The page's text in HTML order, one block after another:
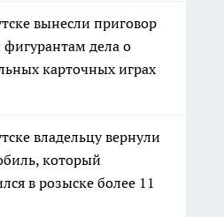
вынесли приговор
фигурантам дела о
карточных играх
владельцу вернули
который
в розыске более 11